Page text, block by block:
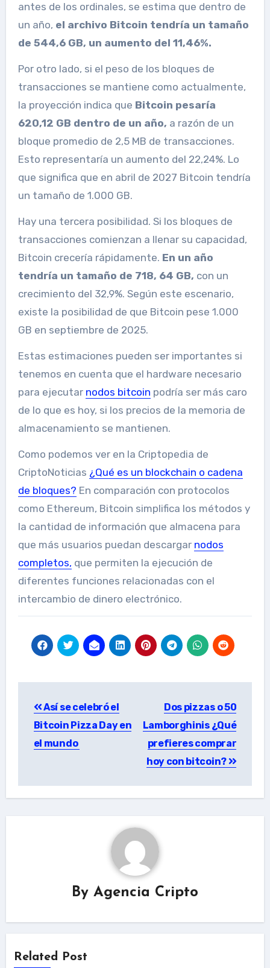
antes de los ordinales, se estima que dentro de
un año, el archivo Bitcoin tendría un tamaño
de 544,6 GB, un aumento del 11,46%.
Por otro lado, si el peso de los bloques de
transacciones se mantiene como actualmente,
la proyección indica que Bitcoin pesaría
620,12 GB dentro de un año, a razón de un
bloque promedio de 2,5 MB de transacciones.
Esto representaría un aumento del 22,24%. Lo
que significa que en abril de 2027 Bitcoin tendría
un tamaño de 1.000 GB.
Hay una tercera posibilidad. Si los bloques de
transacciones comienzan a llenar su capacidad,
Bitcoin crecería rápidamente. En un año
tendría un tamaño de 718, 64 GB, con un
crecimiento del 32,9%. Según este escenario,
existe la posibilidad de que Bitcoin pese 1.000
GB en septiembre de 2025.
Estas estimaciones pueden ser importantes si
tenemos en cuenta que el hardware necesario
para ejecutar nodos bitcoin podría ser más caro
de lo que es hoy, si los precios de la memoria de
almacenamiento se mantienen.
Como podemos ver en la Criptopedia de
CriptoNoticias ¿Qué es un blockchain o cadena
de bloques? En comparación con protocolos
como Ethereum, Bitcoin simplifica los métodos y
la cantidad de información que almacena para
que más usuarios puedan descargar nodos
completos, que permiten la ejecución de
diferentes funciones relacionadas con el
intercambio de dinero electrónico.
navigation
Así se celebró el
Bitcoin Pizza Day en
el mundo
Dos pizzas o 50
Lamborghinis ¿Qué
prefieres comprar
hoy con bitcoin?
By Agencia Cripto
Related Post